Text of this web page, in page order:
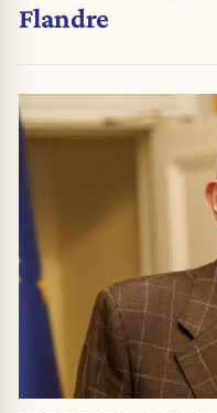
Flandre